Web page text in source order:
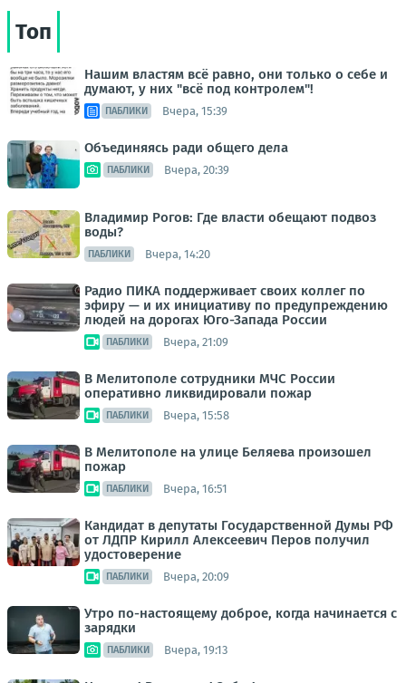
Топ
Нашим властям всё равно, они только о себе и
думают, у них "всё под контролем"!
ПАБЛИКИ Вчера, 15:39
Объединяясь ради общего дела
ПАБЛИКИ Вчера, 20:39
Владимир Рогов: Где власти обещают подвоз
воды?
ПАБЛИКИ Вчера, 14:20
Радио ПИКА поддерживает своих коллег по
эфиру — и их инициативу по предупреждению
людей на дорогах Юго-Запада России
ПАБЛИКИ Вчера, 21:09
В Мелитополе сотрудники МЧС России
оперативно ликвидировали пожар
ПАБЛИКИ Вчера, 15:58
В Мелитополе на улице Беляева произошел
пожар
ПАБЛИКИ Вчера, 16:51
Кандидат в депутаты Государственной Думы РФ
от ЛДПР Кирилл Алексеевич Перов получил
удостоверение
ПАБЛИКИ Вчера, 20:09
Утро по-настоящему доброе, когда начинается с
зарядки
ПАБЛИКИ Вчера, 19:13